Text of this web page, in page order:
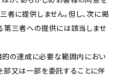
者に提供しません。但し、次に掲
第三者への提供には該当しませ
的の達成に必要な範囲内におい
又は一部を委託することに伴